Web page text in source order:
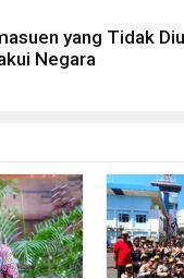
yang Tidak
Negara